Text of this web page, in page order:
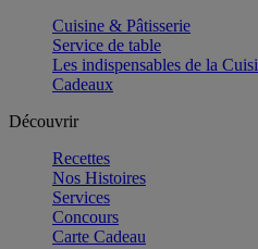
Cuisine & Pâtisserie
Service de table
Les indispensables de la
Cadeaux
Découvrir
Recettes
Nos Histoires
Services
Concours
Carte Cadeau